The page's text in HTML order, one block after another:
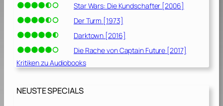
Star Wars: Die Kundschafter [2006]
Der Turm [1973]
Darktown [2016]
Die Rache von Captain Future [2017]
Kritiken zu Audiobooks
NEUSTE SPECIALS